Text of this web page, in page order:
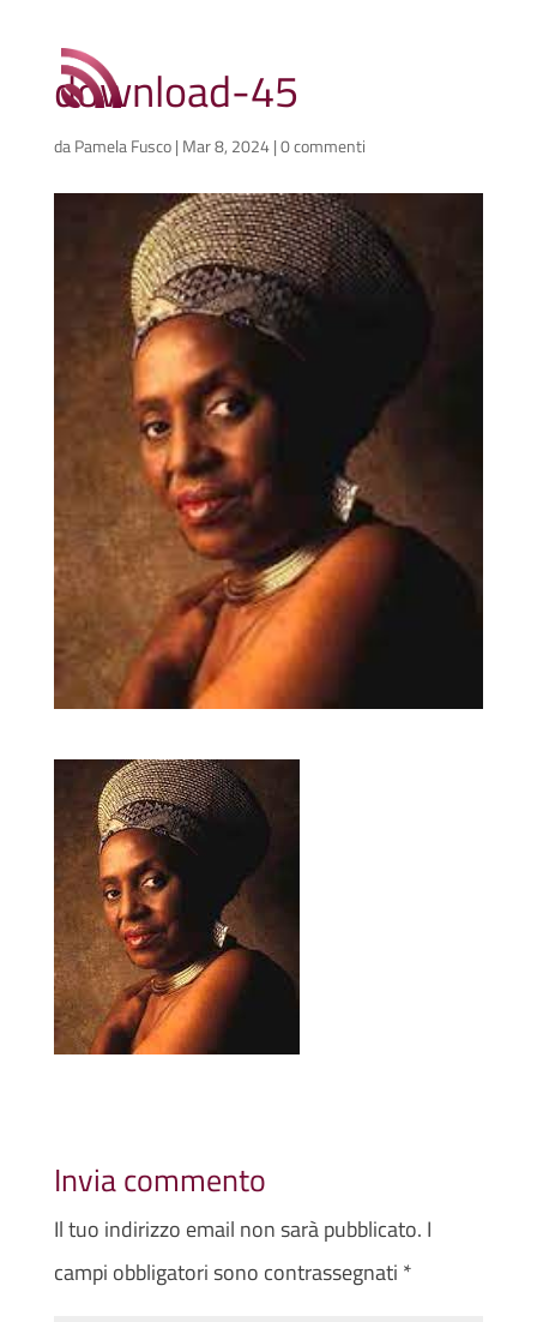
download-45
daPamela Fusco| Mar 8, 2024|0 commenti
Invia commento
Il tuo indirizzo email non sarà pubblicato. I
campi obbligatori sono contrassegnati *